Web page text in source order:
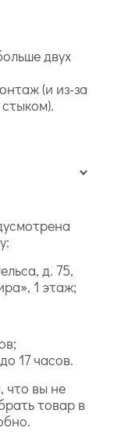
двух
(и из-за
д. 75,
1 этаж;
17 часов.
что вы не
товар в